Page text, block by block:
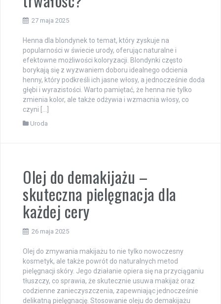
27 maja 2025
Henna dla blondynek to temat, który zyskuje na
popularności w świecie urody, oferując naturalne i
efektowne możliwości koloryzacji. Blondynki często
borykają się z wyzwaniem doboru idealnego odcienia
henny, który podkreśli ich jasne włosy, a jednocześnie doda
głębi i wyrazistości. Warto pamiętać, że henna nie tylko
zmienia kolor, ale także odżywia i wzmacnia włosy, co
czyni […]
Uroda
Olej do demakijażu –
skuteczna pielęgnacja dla
każdej cery
26 maja 2025
Olej do zmywania makijażu to nie tylko nowoczesny
kosmetyk, ale także powrót do naturalnych metod
pielęgnacji skóry. Jego działanie opiera się na przyciąganiu
tłuszczy, co sprawia, że skutecznie usuwa makijaż oraz
codzienne zanieczyszczenia, zapewniając jednocześnie
delikatną pielęgnację. Stosowanie oleju do demakijażu